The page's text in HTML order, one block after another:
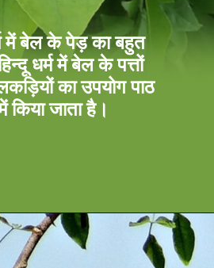
में बेल के पेड़ का बहुत
धर्म में बेल के पत्तों
का उपयोग पाठ
किया जाता है।